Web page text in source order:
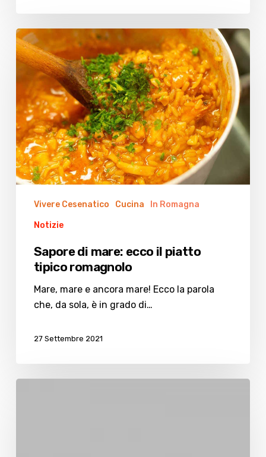
Sapore
di
mare:
ecco
piatto
tipico
romagnolo
Vivere Cesenatico Cucina In Romagna
Notizie
Sapore di mare: ecco il piatto
tipico romagnolo
Mare, mare e ancora mare! Ecco la parola
che, da sola, è in grado di…
27 Settembre 2021